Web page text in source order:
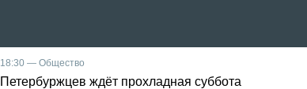
Наука и техника
18:30 — Общество
Петербуржцев ждёт прохладная суббота